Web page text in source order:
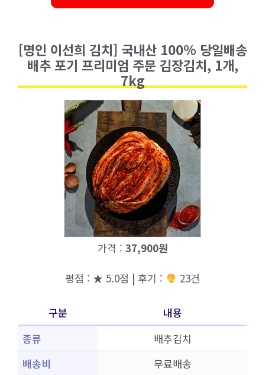
[명인 이선희 김치] 국내산 100% 당일배송
배추 포기 프리미엄 주문 김장김치, 1개,
7kg
가격 : 37,900원
평점 : ★ 5.0점 | 후기 : 23건
구분
내용
종류
배추김치
배송비
무료배송